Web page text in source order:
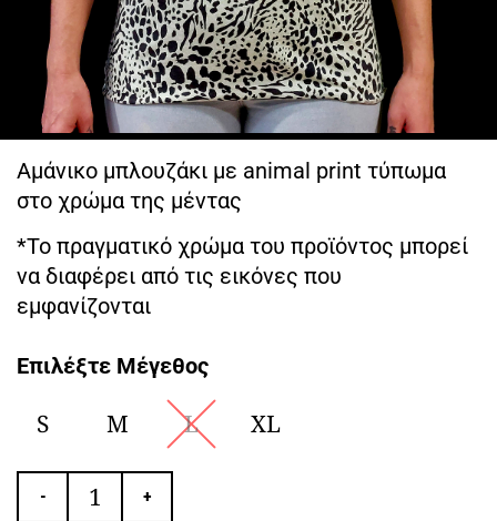
Αμάνικο μπλουζάκι με animal print τύπωμα
στο χρώμα της μέντας
*Το πραγματικό χρώμα του προϊόντος μπορεί
να διαφέρει από τις εικόνες που
εμφανίζονται
Επιλέξτε Μέγεθος
S M L XL
- +